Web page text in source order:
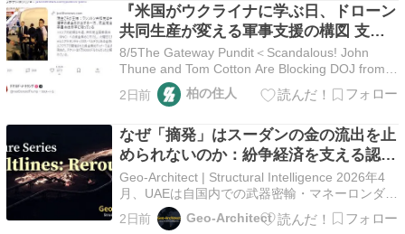
『米国がウクライナに学ぶ日、ドローン
共同生産が変える軍事支援の構図 支援
する側とされる側が逆転、小型無人機の
量産で始まる新たな防衛協力』（8/4JB
プレス 樋口譲次）について
8/5The Gateway Pundit＜Scandalous! John
Thune and Tom Cotton Are Blocking DOJ from
Obtaining Brennan Transcripts before US
Senate Committees …
2日前 柏の住人
なぜ「摘発」はスーダンの金の流出を止
められないのか：紛争経済を支える認識
の配管
Geo-Architect | Structural Intelligence 2026年4
月、UAEは自国内での武器密輸・マネーロンダリ
ング組織の摘発を発表した（The National報
道）。スーダン内戦という紛争経済の資金源とさ
2日前 Geo-Architect